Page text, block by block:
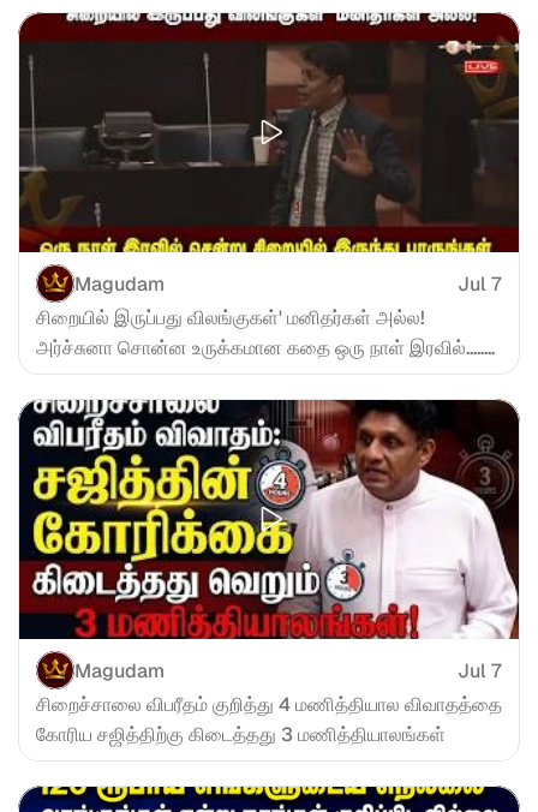
Magudam
Jul 7
சிறையில் இருப்பது விலங்குகள்' மனிதர்கள் அல்ல!
அர்ச்சுனா சொன்ன உருக்கமான கதை ஒரு நாள் இரவில்........
Magudam
Jul 7
சிறைச்சாலை விபரீதம் குறித்து 4 மணித்தியால விவாதத்தை
கோரிய சஜித்திற்கு கிடைத்தது 3 மணித்தியாலங்கள்